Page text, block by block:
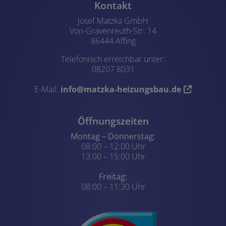
Kontakt
Josef Matzka GmbH
Von-Gravenreuth-Str. 14
86444 Affing
Telefonisch erreichbar unter:
08207 8031
E-Mail: info@matzka-heizungsbau.de
Öffnungszeiten
Montag – Donnerstag:
08:00 – 12:00 Uhr
13:00 – 15:00 Uhr
Freitag:
08:00 – 11:30 Uhr